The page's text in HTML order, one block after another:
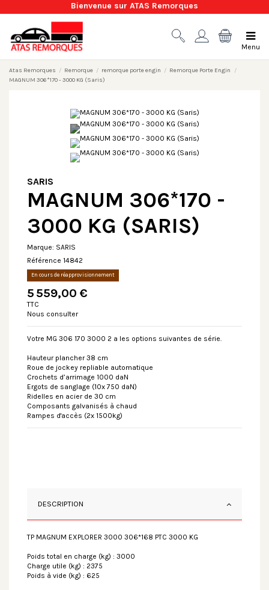
Bienvenue sur ATAS Remorques
Menu
Atas Remorques Remorque remorque porte engin
Remorque Porte Engin
MAGNUM 306*170 - 3000 KG (Saris)
SARIS
MAGNUM 306*170 -
3000 KG (SARIS)
Marque: SARIS
Référence 14842
En cours de réapprovisionnement
5 559,00 €
TTC
Nous consulter
Votre MG 306 170 3000 2 a les options suivantes de série.
Hauteur plancher 38 cm
Roue de jockey repliable automatique
Crochets d’arrimage 1000 daN
Ergots de sanglage (10x 750 daN)
Ridelles en acier de 30 cm
Composants galvanisés à chaud
Rampes d'accès (2x 1500kg)
DESCRIPTION
TP MAGNUM EXPLORER 3000 306*168 PTC 3000 KG
Poids total en charge (kg) : 3000
Charge utile (kg) : 2375
Poids à vide (kg) : 625